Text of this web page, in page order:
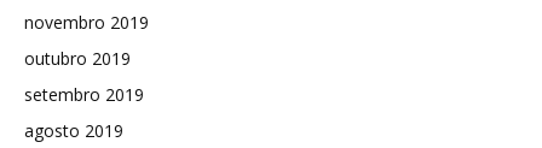
novembro 2019
outubro 2019
setembro 2019
agosto 2019